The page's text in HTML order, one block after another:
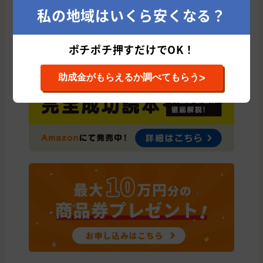
私の地域はいくら安くなる？
ポチポチ押すだけでOK！
助成金がもらえるか調べてもらう>